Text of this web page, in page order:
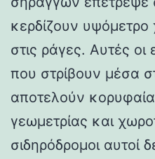
κερδίζουν υψόμετρο
στις ράγες. Αυτές οι
που στρίβουν μέσα
αποτελούν
γεωμετρίας και
σιδηρόδρομοι αυτοί